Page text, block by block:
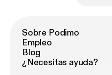
Sobre Podimo
Empleo
Blog
¿Necesitas ayuda?